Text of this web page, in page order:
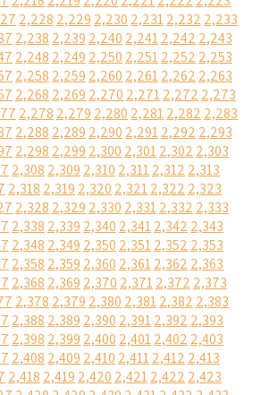
2,228 2,229 2,230 2,2312,232 2,233
2,238 2,239 2,240 2,2412,242 2,243
2,248 2,249 2,250 2,2512,252 2,253
2,258 2,259 2,260 2,2612,262 2,263
2,268 2,269 2,270 2,2712,272 2,273
2,278 2,279 2,280 2,2812,282 2,283
2,288 2,289 2,290 2,2912,292 2,293
2,298 2,299 2,300 2,3012,302 2,303
2,308 2,309 2,310 2,3112,312 2,313
2,318 2,319 2,320 2,3212,322 2,323
2,328 2,329 2,330 2,3312,332 2,333
2,338 2,339 2,340 2,3412,342 2,343
2,348 2,349 2,350 2,3512,352 2,353
2,358 2,359 2,360 2,3612,362 2,363
2,368 2,369 2,370 2,3712,372 2,373
2,378 2,379 2,380 2,3812,382 2,383
2,388 2,389 2,390 2,3912,392 2,393
2,398 2,399 2,400 2,4012,402 2,403
2,408 2,409 2,410 2,4112,412 2,413
2,418 2,419 2,420 2,4212,422 2,423